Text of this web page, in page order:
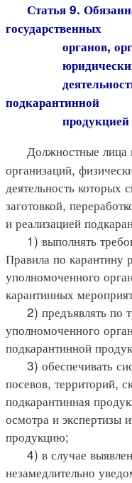
Статья 9.
государственных
органов,
юридических
деятельность
подкарантинной
продукцией
Должностные лица
организаций,
деятельность которых
заготовкой,
и реализацией
1) выполнять
Правила по карантину
уполномоченного
карантинных
2) предъявлять по
уполномоченного
подкарантинной
3) обеспечивать
посевов, территорий,
подкарантинная
осмотра и
продукцию;
4) в случае
незамедлительно